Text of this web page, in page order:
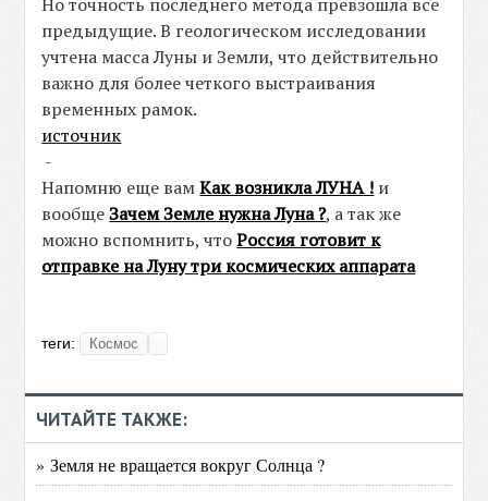
предыдущие. В геологическом исследовании
учтена масса Луны и Земли, что действительно
важно для более четкого выстраивания
временных рамок.
источник
-
Напомню еще вамКак возникла ЛУНА ! и
вообщеЗачем Земле нужна Луна ?, а так же
можно вспомнить, чтоРоссия готовит к
отправке на Луну три космических аппарата
теги: Космос
ЧИТАЙТЕ ТАКЖЕ:
» Земля не вращается вокруг Солнца ?